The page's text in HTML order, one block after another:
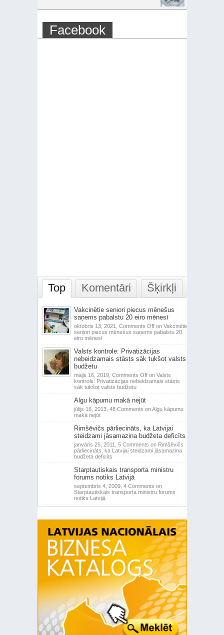
Facebook
Top Komentāri Šķirkļi
Vakcinētie seniori piecus mēnešus
saņems pabalstu 20 eiro mēnesī
oktobris 13, 2021, Comments Offon Vakcinētie
seniori piecus mēnešus saņems pabalstu 20
eiro mēnesī
Valsts kontrole: Privatizācijas
nebeidzamais stāsts sāk tukšot valsts
budžetu
maijs 16, 2019, Comments Offon Valsts
kontrole: Privatizācijas nebeidzamais stāsts
sāk tukšot valsts budžetu
Algu kāpumu makā nejūt
jūlijs 16, 2013, 48 Comments on Algu kāpumu
makā nejūt
Rimšēvičs pārliecināts, ka Latvijai
steidzami jāsamazina budžeta deficīts
janvāris 25, 2011, 5 Comments on Rimšēvičs
pārliecināts, ka Latvijai steidzami jāsamazina
budžeta deficīts
Starptautiskais transporta ministru
forums notiks Latvijā
septembris 4, 2009, 4 Comments on
Starptautiskais transporta ministru forums
notiks Latvijā